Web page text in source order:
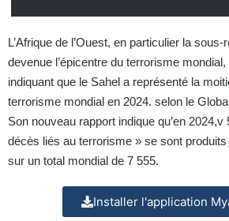
L’Afrique de l’Ouest, en particulier la
devenue l’épicentre du terrorisme
indiquant que le Sahel a représenté la
terrorisme mondial en 2024. selon le
Son nouveau rapport indique qu’en 2024,v
décès liés au terrorisme » se sont
sur un total mondial de 7 555.
Installer l'application